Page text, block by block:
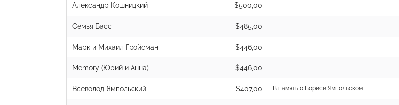
Александр Кошницкий $500,00
Семья Басс $485,00
Марк и Михаил Гройсман $446,00
Memory (Юрий и Анна) $446,00
Всеволод Ямпольский $407,00 В память о Борисе Ямпольском